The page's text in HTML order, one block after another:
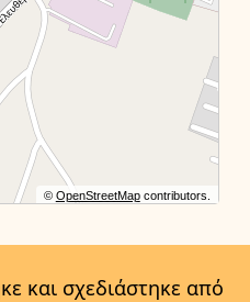
© OpenStreetMapcontributors.
και σχεδιάστηκε από